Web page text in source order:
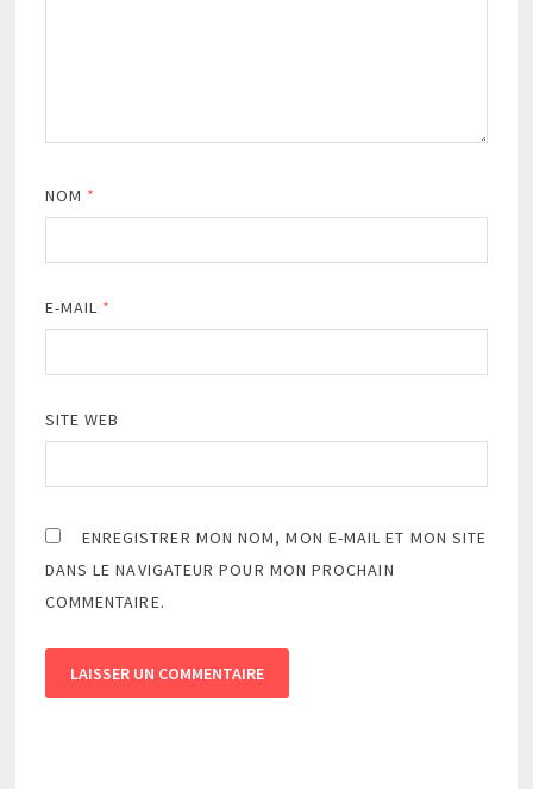
NOM *
E-MAIL *
SITE WEB
ENREGISTRER MON NOM, MON E-MAIL ET MON SITE
DANS LE NAVIGATEUR POUR MON PROCHAIN
COMMENTAIRE.